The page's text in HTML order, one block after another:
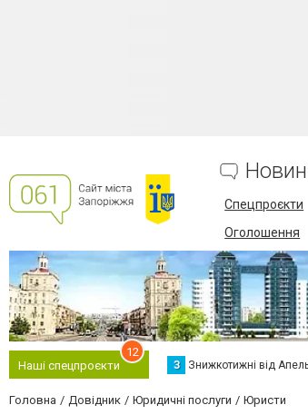
Спецпроєкти
Оголошення
Наші спецпроєкти
12
З Знижкотижні від
Головна Довідник Юридичні послуги Юристи